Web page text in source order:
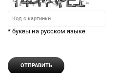
* буквы на русском языке